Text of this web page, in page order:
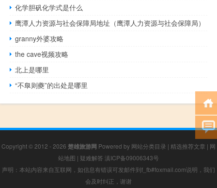
化学胆矾化学式是什么
鹰潭人力资源与社会保障局地址（鹰潭人力资源与社会保障局）
granny外婆攻略
the cave视频攻略
北上是哪里
“不臯则夔”的出处是哪里
Copyright © 2012 - 2026 楚雄旅游网 Powered by 网站分类目录 | 精选推荐文章 | 网
站地图 | 疑难解答 滇ICP备09006343号
声明：本站内容来自互联网，如信息有错误可发邮件到f_fb#foxmail.com说明，我们
会及时纠正，谢谢